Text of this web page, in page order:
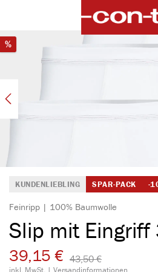
Bildergalerie überspringen
%Rabatt
KUNDENLIEBLING SPAR-PACK -
Feinripp | 100% Baumwolle
Slip mit Eingriff
39,15 € 43,50 €​
inkl. MwSt. | Versandinformationen